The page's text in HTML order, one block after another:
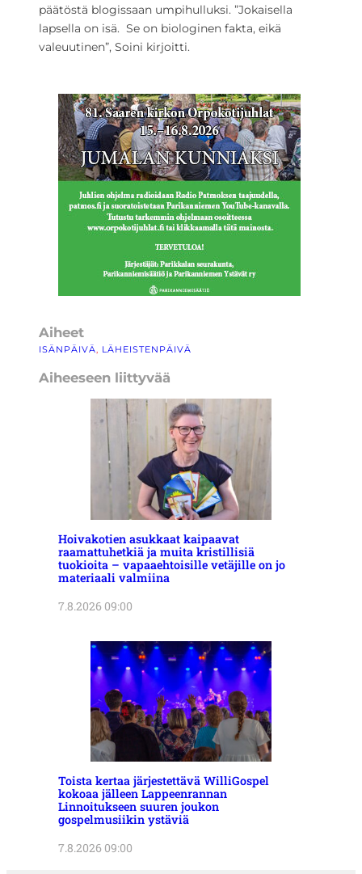
päätöstä blogissaan umpihulluksi. ”Jokaisella
lapsella on isä. Se on biologinen fakta, eikä
valeuutinen”, Soini kirjoitti.
Aiheet
ISÄNPÄIVÄ, LÄHEISTENPÄIVÄ
Aiheeseen liittyvää
Hoivakotien asukkaat kaipaavat
raamattuhetkiä ja muita kristillisiä
tuokioita – vapaaehtoisille vetäjille on jo
materiaali valmiina
7.8.2026 09:00
Toista kertaa järjestettävä WilliGospel
kokoaa jälleen Lappeenrannan
Linnoitukseen suuren joukon
gospelmusiikin ystäviä
7.8.2026 09:00